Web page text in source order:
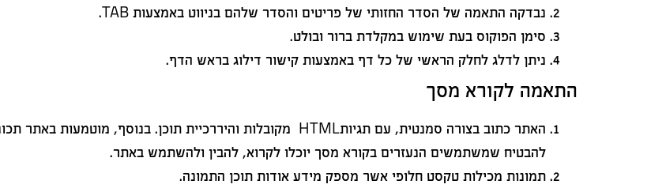
נבדקה התאמה של הסדר החזותי של פריטים והסדר שלהם בניווט באמצעות TAB.
סימן הפוקוס בעת שימוש במקלדת ברור ובולט.
ניתן לדלג לחלק הראשי של כל דף באמצעות קישור דילוג בראש הדף.
התאמה לקורא מסך
להבטיח שמשתמשים הנעזרים בקורא מסך יוכלו לקרוא, להבין ולהשתמש באתר.
תמונות מכילות טקסט חלופי אשר מספק מידע אודות תוכן התמונה.